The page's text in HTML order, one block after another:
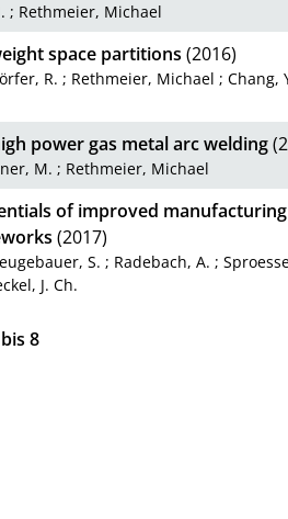
; Rethmeier, Michael
space partitions (2016)
R. ; Rethmeier, Michael ;Chang,
power gas metal arc welding
M. ; Rethmeier, Michael
of improved manufacturing
(2017)
S. ; Radebach, A. ;
J. Ch.
bis8